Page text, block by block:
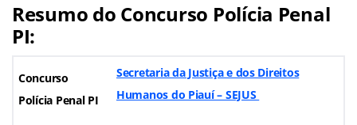
Resumo do Concurso Polícia Penal
PI:
Concurso
Polícia Penal PI
Secretaria da Justiça e dos Direitos
Humanos do Piauí – SEJUS